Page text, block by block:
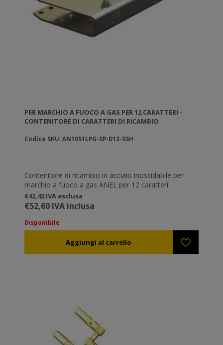
PER MARCHIO A FUOCO A GAS PER 12 CARATTERI -
CONTENITORE DI CARATTERI DI RICAMBIO
Codice SKU: AN1051LPG-SP-D12-SSH
Contenitore di ricambio in acciaio inossidabile per
marchio a fuoco a gas ANEL per 12 caratteri.
€42,42 IVA esclusa
€52,60 IVA inclusa
Disponibile